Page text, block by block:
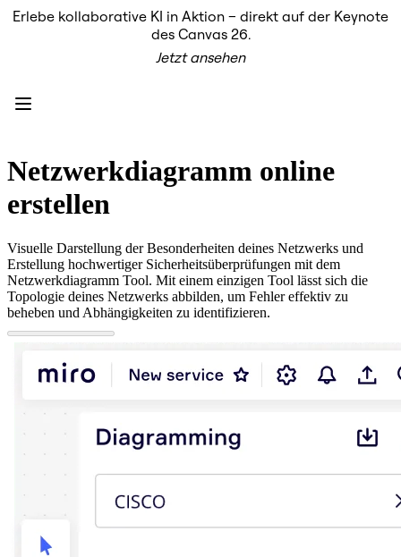
Unsere Empfehlungen
Intelligenter Canvas
Connectors
MCP-Server
Integrationen
Sicherheit
Enterprise Guard
Entwicklerplattform
Apps herunterladen
Formate
Diagramme
Kanban
Tabellen
Dokumente
Einsatzbereiche
Unsere Empfehlungen
KI-Playbooks entdecken
Im Miroverse umschauen
Erlebe kollaborative KI in Aktion – direkt auf der Keynote
des Canvas 26.
Jetzt ansehen
Netzwerkdiagramm online
erstellen
Visuelle Darstellung der Besonderheiten deines Netzwerks und
Erstellung hochwertiger Sicherheitsüberprüfungen mit dem
Netzwerkdiagramm Tool. Mit einem einzigen Tool lässt sich die
Topologie deines Netzwerks abbilden, um Fehler effektiv zu
beheben und Abhängigkeiten zu identifizieren.